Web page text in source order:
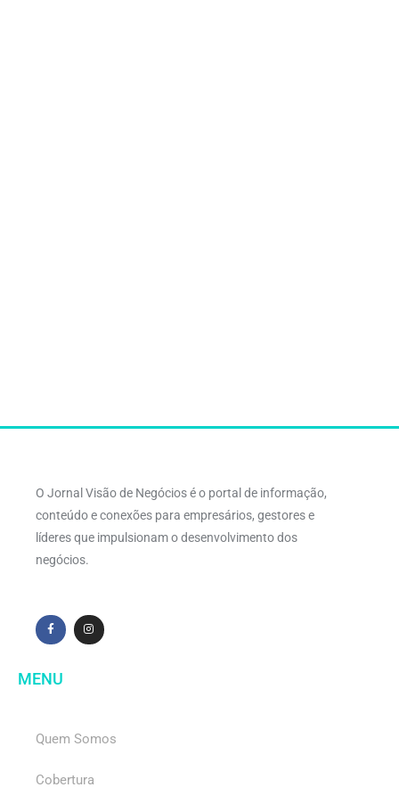
O Jornal Visão de Negócios é o portal de informação,
conteúdo e conexões para empresários, gestores e
líderes que impulsionam o desenvolvimento dos
negócios.
MENU
Quem Somos
Cobertura